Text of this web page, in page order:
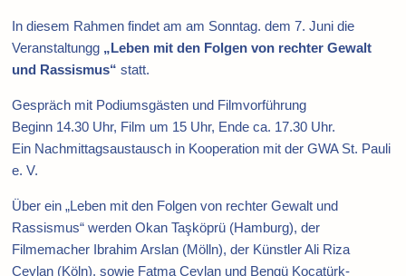
In diesem Rahmen findet am am Sonntag. dem 7. Juni die
Veranstaltungg „Leben mit den Folgen von rechter Gewalt
und Rassismus“ statt.
Gespräch mit Podiumsgästen und Filmvorführung
Beginn 14.30 Uhr, Film um 15 Uhr, Ende ca. 17.30 Uhr.
Ein Nachmittagsaustausch in Kooperation mit der GWA St. Pauli
e. V.
Über ein „Leben mit den Folgen von rechter Gewalt und
Rassismus“ werden Okan Taşköprü (Hamburg), der
Filmemacher Ibrahim Arslan (Mölln), der Künstler Ali Riza
Ceylan (Köln), sowie Fatma Ceylan und Bengü Kocatürk-